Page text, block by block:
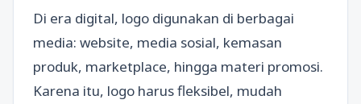
Di era digital, logo digunakan di berbagai
media: website, media sosial, kemasan
produk, marketplace, hingga materi promosi.
Karena itu, logo harus fleksibel, mudah